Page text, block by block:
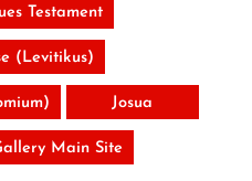
Testament
(Levitikus)
Josua
Main Site